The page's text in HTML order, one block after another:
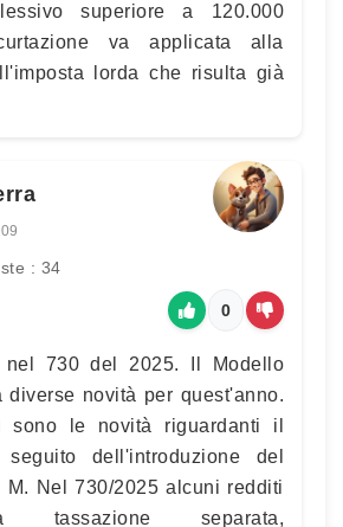
superiore a 120.000
va applicata alla
lorda che risulta già
: 34
0
nel 730 del 2025. Il Modello
diverse novità per quest'anno.
sono le novità riguardanti il
dell'introduzione del
M. Nel 730/2025 alcuni redditi
tassazione separata,